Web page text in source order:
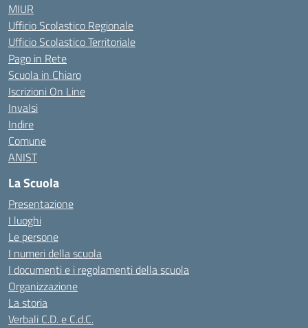
MIUR
Ufficio Scolastico Regionale
Ufficio Scolastico Territoriale
Pago in Rete
Scuola in Chiaro
Iscrizioni On Line
Invalsi
Indire
Comune
ANIST
La Scuola
Presentazione
I luoghi
Le persone
I numeri della scuola
I documenti e i regolamenti della scuola
Organizzazione
La storia
Verbali C.D. e C.d.C.